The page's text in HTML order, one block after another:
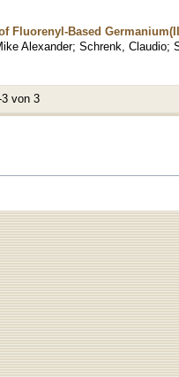
Fluorenyl-Based
Alexander; Schrenk, Claudio;
von 3